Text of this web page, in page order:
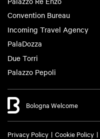
Convention Bureau
Incoming Travel Agency
PalaDozza
Due Torri
Palazzo Pepoli
Bologna Welcome
Privacy Policy Cookie Policy